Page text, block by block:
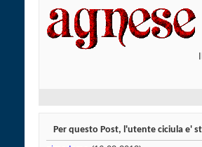
Per questo Post, l'utente ciciula e'